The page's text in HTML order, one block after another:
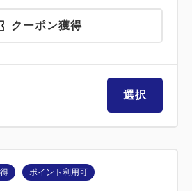
クーポン獲得
選択
ポイント利用可